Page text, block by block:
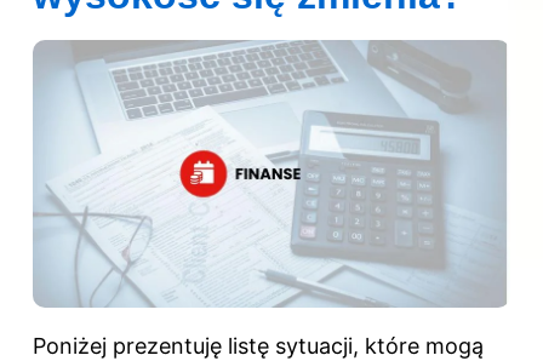
Poniżej prezentuję listę sytuacji, które mogą